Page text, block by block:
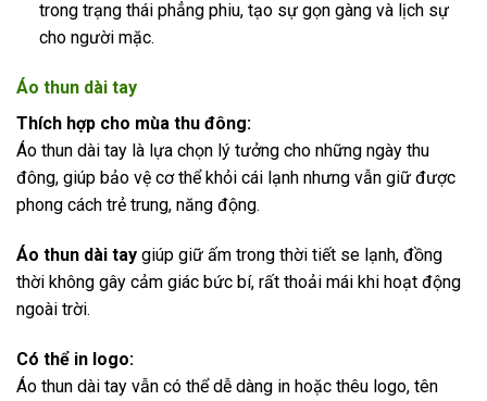
trong trạng thái phẳng phiu, tạo sự gọn gàng và lịch sự
cho người mặc.
Áo thun dài tay
Thích hợp cho mùa thu đông:
Áo thun dài tay là lựa chọn lý tưởng cho những ngày thu
đông, giúp bảo vệ cơ thể khỏi cái lạnh nhưng vẫn giữ được
phong cách trẻ trung, năng động.
Áo thun dài tay giúp giữ ấm trong thời tiết se lạnh, đồng
thời không gây cảm giác bức bí, rất thoải mái khi hoạt động
ngoài trời.
Có thể in logo:
Áo thun dài tay vẫn có thể dễ dàng in hoặc thêu logo, tên